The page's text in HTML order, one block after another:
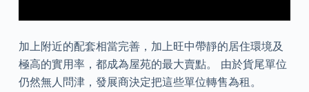
加上附近的配套相當完善，加上旺中帶靜的居住環境及
極高的實用率，都成為屋苑的最大賣點。 由於貨尾單位
仍然無人問津，發展商決定把這些單位轉售為租。